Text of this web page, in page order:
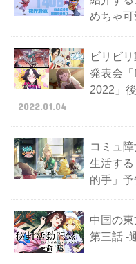
めちゃ可
ビリビ
発表会
2022」
2022.01.04
コミュ
生活す
的手」
中国の
第三話 -